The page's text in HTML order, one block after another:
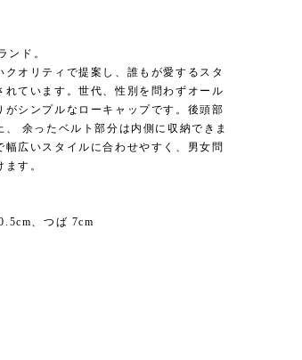
ンド。
オリティで提案し、誰もが愛するスタ
ています。世代、性別を問わずオール
シンプルなローキャップです。後頭部
余ったベルト部分は内側に収納できま
広いスタイルに合わせやすく、男女問
す。
、つば 7cm